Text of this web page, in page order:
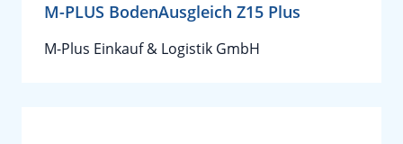
M-PLUS BodenAusgleich Z15 Plus
M-Plus Einkauf & Logistik GmbH